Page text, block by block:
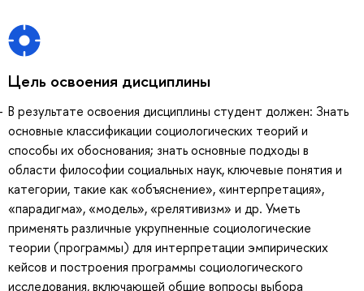
Цель освоения дисциплины
В результате освоения дисциплины студент должен: Знать
основные классификации социологических теорий и
способы их обоснования; знать основные подходы в
области философии социальных наук, ключевые понятия и
категории, такие как «объяснение», «интерпретация»,
«парадигма», «модель», «релятивизм» и др. Уметь
применять различные укрупненные социологические
теории (программы) для интерпретации эмпирических
кейсов и построения программы социологического
исследования, включающей общие вопросы выбора